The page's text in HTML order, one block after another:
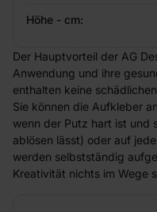
Höhe - cm:
Der Hauptvorteil der AG
Anwendung und ihre
enthalten keine
Sie können die Aufkleber
wenn der Putz hart ist und
ablösen lässt) oder auf
werden selbstständig
Kreativität nichts im Wege